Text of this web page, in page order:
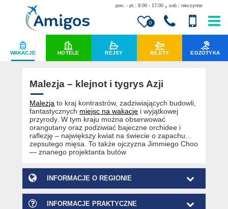
0
pon. - pt.: 9:00 - 17:00 , sob.: nieczynne
WAKACJE HOTELE REJSY BILETY EGZOTYKA
Malezja – klejnot i tygrys Azji
Malezja to kraj kontrastrów, zadziwiających budowli,
fantastycznych miejsc na wakacje i wyjątkowej
przyrody. W tym kraju można obserwować
orangutany oraz podziwiać bajeczne orchidee i
raflezję – największy kwiat na świecie o zapachu...
zepsutego mięsa. To także ojczyzna Jimmiego Choo
— znanego projektanta butów
INFORMACJE O REGIONIE
INFORMACJE PRAKTYCZNE